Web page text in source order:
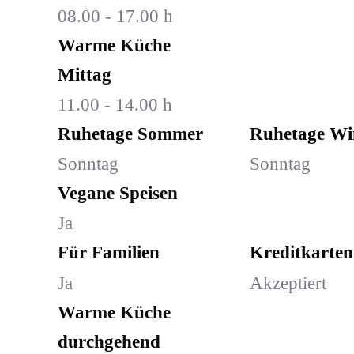
08.00 - 17.00 h
Warme Küche
Mittag
11.00 - 14.00 h
Ruhetage Sommer
Sonntag
Ruhetage
Sonntag
Vegane Speisen
Ja
Für Familien
Ja
Kreditkarten
Akzeptiert
Warme Küche
durchgehend